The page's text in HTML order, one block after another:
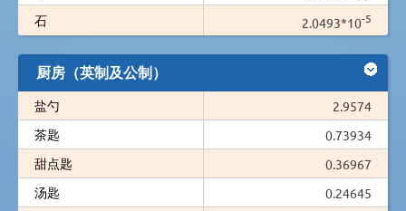
石
2.0493*10-5
厨房（英制及公制）
盐勺
2.9574
茶匙
0.73934
甜点匙
0.36967
汤匙
0.24645